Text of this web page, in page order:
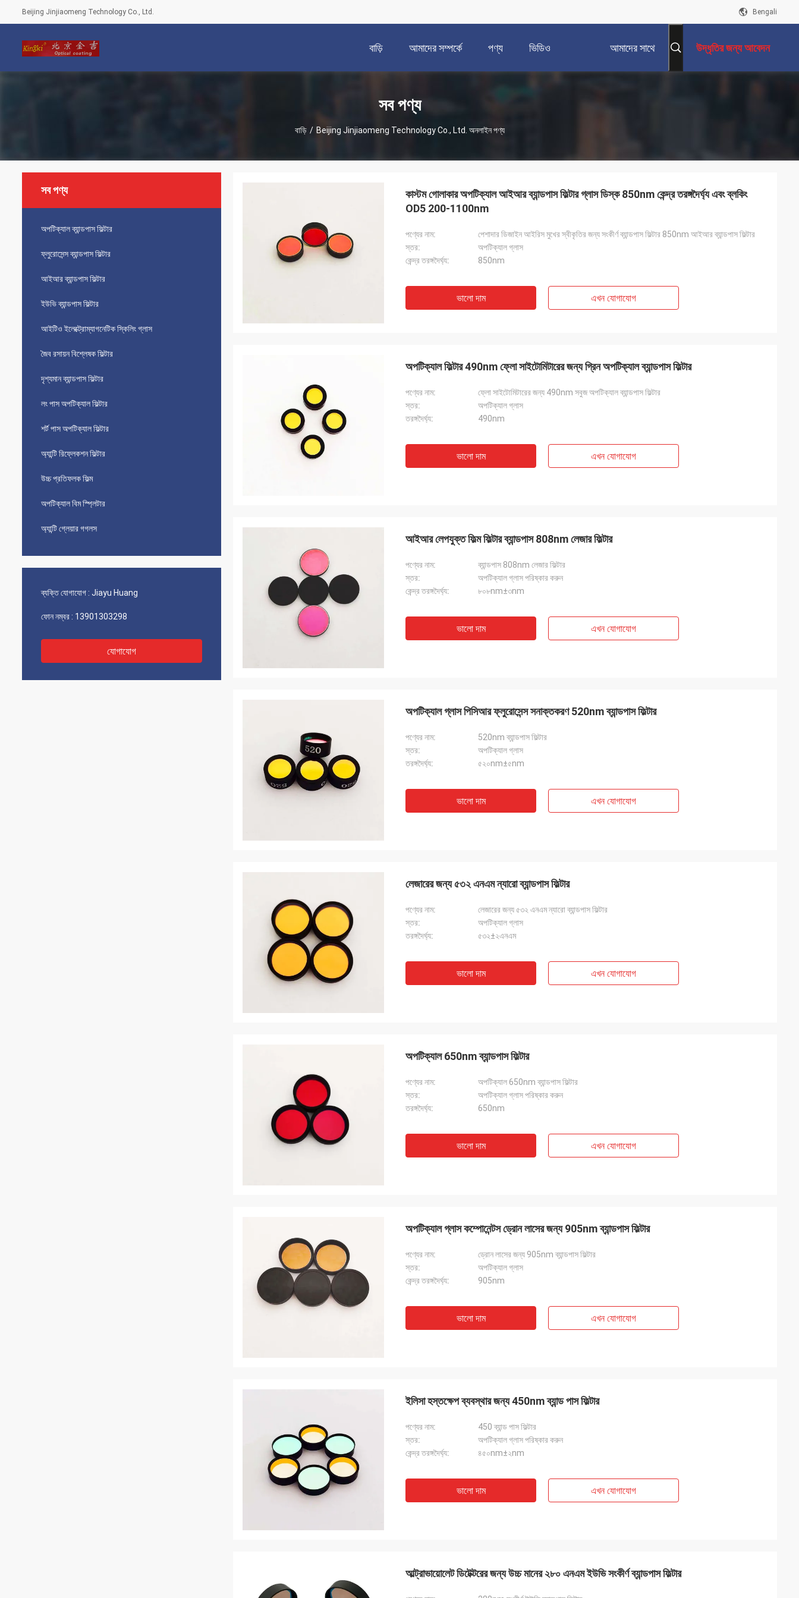
Beijing Jinjiaomeng Technology Co., Ltd. Bengali
বাড়ি আমাদের সম্পর্কে পণ্য ভিডিও আমাদের সাথে উদ্ধৃতির জন্য আবেদন
সব পণ্য
বাড়ি / Beijing Jinjiaomeng Technology Co., Ltd. অনলাইন পণ্য
সব পণ্য
অপটিক্যাল ব্যান্ডপাস ফিল্টার
ফ্লুরোসেন্স ব্যান্ডপাস ফিল্টার
আইআর ব্যান্ডপাস ফিল্টার
ইউভি ব্যান্ডপাস ফিল্টার
আইটিও ইলেক্ট্রোম্যাগনেটিক স্কিলিং গ্লাস
জৈব রসায়ন বিশ্লেষক ফিল্টার
দৃশ্যমান ব্যান্ডপাস ফিল্টার
লং পাস অপটিক্যাল ফিল্টার
শর্ট পাস অপটিক্যাল ফিল্টার
অ্যান্টি রিফ্লেকশন ফিল্টার
উচ্চ প্রতিফলক ফিল্ম
অপটিক্যাল বিম স্প্লিটার
অ্যান্টি গ্লেয়ার গগলস
ব্যক্তি যোগাযোগ : Jiayu Huang
ফোন নম্বর : 13901303298
যোগাযোগ
কাস্টম গোলাকার অপটিক্যাল আইআর ব্যান্ডপাস ফিল্টার গ্লাস ডিস্ক 850nm কেন্দ্র তরঙ্গদৈর্ঘ্য এবং ব্লকিং
OD5 200-1100nm
পণ্যের নাম:
পেশাদার ডিজাইন আইরিস মুখের স্বীকৃতির জন্য সংকীর্ণ ব্যান্ডপাস ফিল্টার 850nm আইআর ব্যান্ডপাস ফিল্টার
স্তর:
অপটিক্যাল গ্লাস
কেন্দ্র তরঙ্গদৈর্ঘ্য:
850nm
ভালো দাম এখন যোগাযোগ
অপটিক্যাল ফিল্টার 490nm ফ্লো সাইটোমিটারের জন্য গ্রিন অপটিক্যাল ব্যান্ডপাস ফিল্টার
পণ্যের নাম:
ফ্লো সাইটোমিটারের জন্য 490nm সবুজ অপটিক্যাল ব্যান্ডপাস ফিল্টার
স্তর:
অপটিক্যাল গ্লাস
তরঙ্গদৈর্ঘ্য:
490nm
ভালো দাম এখন যোগাযোগ
আইআর লেপযুক্ত ফিল্ম ফিল্টার ব্যান্ডপাস 808nm লেজার ফিল্টার
পণ্যের নাম:
ব্যান্ডপাস 808nm লেজার ফিল্টার
স্তর:
অপটিক্যাল গ্লাস পরিষ্কার করুন
কেন্দ্র তরঙ্গদৈর্ঘ্য:
৮০৮nm±৩nm
ভালো দাম এখন যোগাযোগ
অপটিক্যাল গ্লাস পিসিআর ফ্লুরোসেন্স সনাক্তকরণ 520nm ব্যান্ডপাস ফিল্টার
পণ্যের নাম:
520nm ব্যান্ডপাস ফিল্টার
স্তর:
অপটিক্যাল গ্লাস
তরঙ্গদৈর্ঘ্য:
৫২০nm±৫nm
ভালো দাম এখন যোগাযোগ
লেজারের জন্য ৫৩২ এনএম ন্যারো ব্যান্ডপাস ফিল্টার
পণ্যের নাম:
লেজারের জন্য ৫৩২ এনএম ন্যারো ব্যান্ডপাস ফিল্টার
স্তর:
অপটিক্যাল গ্লাস
তরঙ্গদৈর্ঘ্য:
৫৩২±২এনএম
ভালো দাম এখন যোগাযোগ
অপটিক্যাল 650nm ব্যান্ডপাস ফিল্টার
পণ্যের নাম:
অপটিক্যাল 650nm ব্যান্ডপাস ফিল্টার
স্তর:
অপটিক্যাল গ্লাস পরিষ্কার করুন
তরঙ্গদৈর্ঘ্য:
650nm
ভালো দাম এখন যোগাযোগ
অপটিক্যাল গ্লাস কম্পোনেন্টস ড্রোন লাসের জন্য 905nm ব্যান্ডপাস ফিল্টার
পণ্যের নাম:
ড্রোন লাসের জন্য 905nm ব্যান্ডপাস ফিল্টার
স্তর:
অপটিক্যাল গ্লাস
কেন্দ্র তরঙ্গদৈর্ঘ্য:
905nm
ভালো দাম এখন যোগাযোগ
ইলিসা হস্তক্ষেপ ব্যবস্থার জন্য 450nm ব্যান্ড পাস ফিল্টার
পণ্যের নাম:
450 ব্যান্ড পাস ফিল্টার
স্তর:
অপটিক্যাল গ্লাস পরিষ্কার করুন
কেন্দ্র তরঙ্গদৈর্ঘ্য:
৪৫০nm±২nm
ভালো দাম এখন যোগাযোগ
আল্ট্রাভায়োলেট ডিটেক্টরের জন্য উচ্চ মানের ২৮০ এনএম ইউভি সংকীর্ণ ব্যান্ডপাস ফিল্টার